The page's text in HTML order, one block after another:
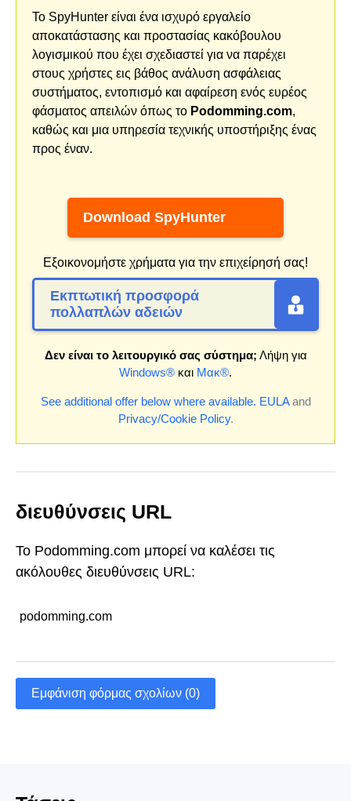
Το SpyHunter είναι ένα ισχυρό εργαλείο
αποκατάστασης και προστασίας κακόβουλου
λογισμικού που έχει σχεδιαστεί για να παρέχει
στους χρήστες εις βάθος ανάλυση ασφάλειας
συστήματος, εντοπισμό και αφαίρεση ενός ευρέος
φάσματος απειλών όπως το Podomming.com,
καθώς και μια υπηρεσία τεχνικής υποστήριξης ένας
προς έναν.
Download SpyHunter
Εξοικονομήστε χρήματα για την επιχείρησή σας!
Εκπτωτική προσφορά
πολλαπλών αδειών
Δεν είναι το λειτουργικό σας σύστημα; Λήψη για
Windows® και Μακ®.
See additional offer below where available. EULAand
Privacy/Cookie Policy.
διευθύνσεις URL
Το Podomming.com μπορεί να καλέσει τις
ακόλουθες διευθύνσεις URL:
podomming.com
Εμφάνιση φόρμας σχολίων (0)